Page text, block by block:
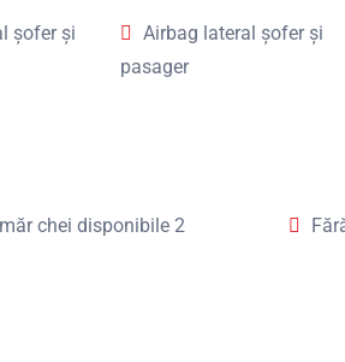
șofer și
Airbag lateral șofer și
pasager
chei disponibile 2